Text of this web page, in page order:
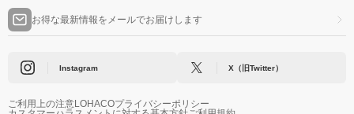
お得な最新情報をメールでお届けします
Instagram X（旧Twitter）
ご利用上の注意LOHACOプライバシーポリシー